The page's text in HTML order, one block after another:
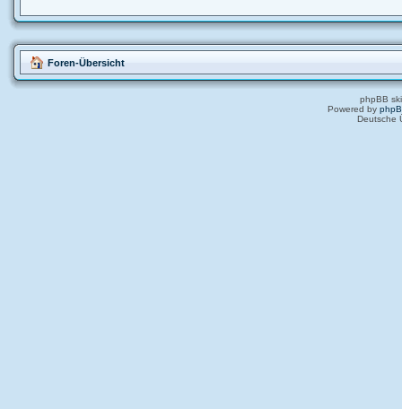
Foren-Übersicht
phpBB
Powered by
Deutsche